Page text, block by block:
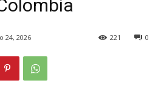
24, 2026 0
221